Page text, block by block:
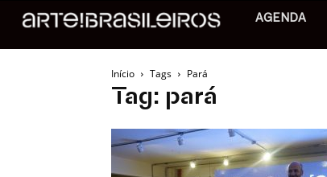
AGENDA
Início Tags Pará
Tag: pará